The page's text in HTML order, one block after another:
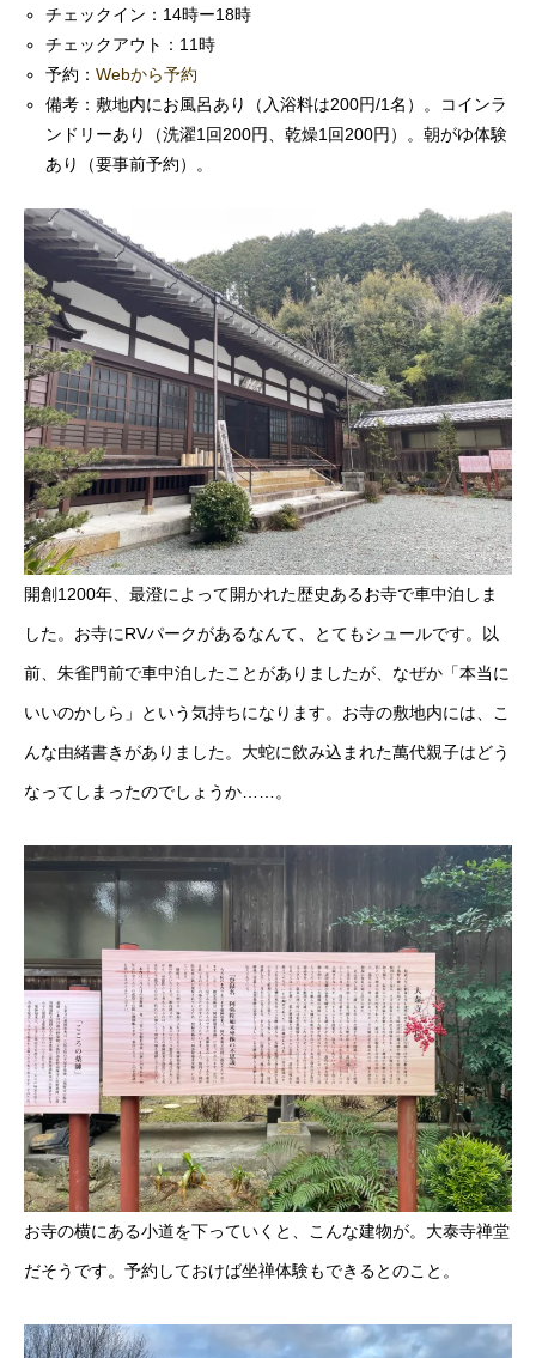
チェックイン：14時ー18時
チェックアウト：11時
予約：Webから予約
備考：敷地内にお風呂あり（入浴料は200円/1名）。コインラ
ンドリーあり（洗濯1回200円、乾燥1回200円）。朝がゆ体験
あり（要事前予約）。
開創1200年、最澄によって開かれた歴史あるお寺で車中泊しま
した。お寺にRVパークがあるなんて、とてもシュールです。以
前、朱雀門前で車中泊したことがありましたが、なぜか「本当に
いいのかしら」という気持ちになります。お寺の敷地内には、こ
んな由緒書きがありました。大蛇に飲み込まれた萬代親子はどう
なってしまったのでしょうか……。
お寺の横にある小道を下っていくと、こんな建物が。大泰寺禅堂
だそうです。予約しておけば坐禅体験もできるとのこと。